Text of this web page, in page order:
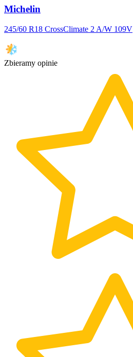
Michelin
245/60 R18 CrossClimate 2 A/W 109V
Zbieramy opinie